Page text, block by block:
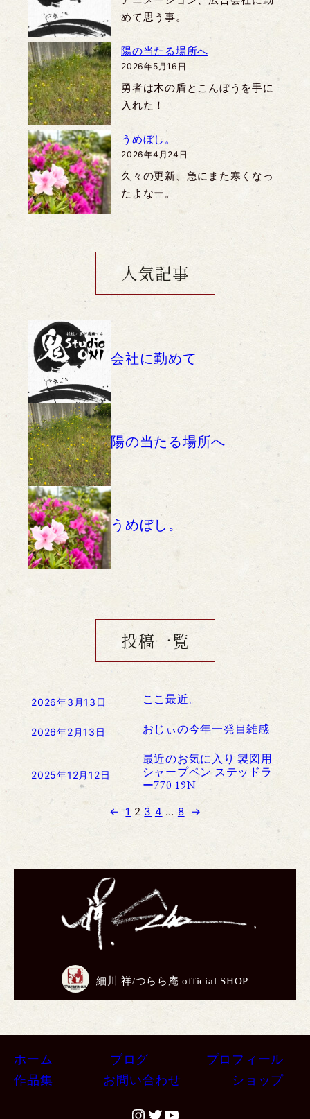
めて思う事。
陽の当たる場所へ
2026年5月16日
勇者は木の盾とこんぼうを手に
入れた！
うめぼし。
2026年4月24日
久々の更新、急にまた寒くなっ
たよなー。
人気記事
会社に勤めて
陽の当たる場所へ
うめぼし。
投稿一覧
2026年3月13日 ここ最近。
2026年2月13日 おじぃの今年一発目雑感
2025年12月12日
最近のお気に入り 製図用
シャープペン ステッドラ
ー770 19N
← 1 2 3 4 … 8 →
細川 祥/つらら庵 official SHOP
ホーム ブログ
プロフィール
作品集
お問い合わせ ショップ
# # #